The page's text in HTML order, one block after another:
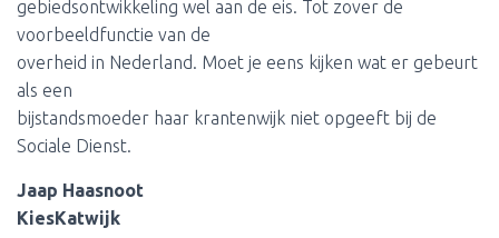
gebiedsontwikkeling wel aan de eis. Tot zover de
voorbeeldfunctie van de
overheid in Nederland. Moet je eens kijken wat er gebeurt
als een
bijstandsmoeder haar krantenwijk niet opgeeft bij de
Sociale Dienst.
Jaap Haasnoot
KiesKatwijk